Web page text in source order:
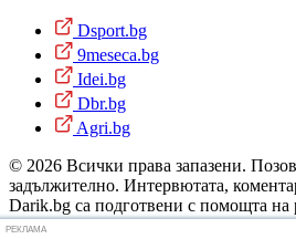
Dsport.bg
9meseca.bg
Idei.bg
Dbr.bg
Agri.bg
© 2026 Всички права запазени.
задължително. Интервютата,
Darik.bg са подготвени с помощта на
Радио и новинарските емисии на
РЕКЛАМА